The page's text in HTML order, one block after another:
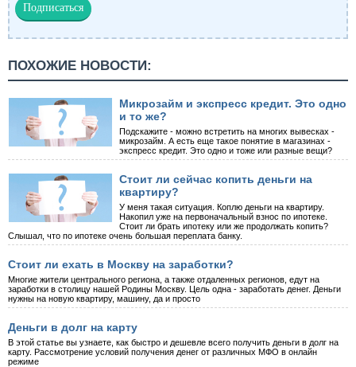
ПОХОЖИЕ НОВОСТИ:
Микрозайм и экспресс кредит. Это одно
и то же?
Подскажите - можно встретить на многих вывесках -
микрозайм. А есть еще такое понятие в магазинах -
экспресс кредит. Это одно и тоже или разные вещи?
Стоит ли сейчас копить деньги на
квартиру?
У меня такая ситуация. Коплю деньги на квартиру.
Накопил уже на первоначальный взнос по ипотеке.
Стоит ли брать ипотеку или же продолжать копить?
Слышал, что по ипотеке очень большая переплата банку.
Стоит ли ехать в Москву на заработки?
Многие жители центрального региона, а также отдаленных регионов, едут на
заработки в столицу нашей Родины Москву. Цель одна - заработать денег. Деньги
нужны на новую квартиру, машину, да и просто
Деньги в долг на карту
В этой статье вы узнаете, как быстро и дешевле всего получить деньги в долг на
карту. Рассмотрение условий получения денег от различных МФО в онлайн
режиме